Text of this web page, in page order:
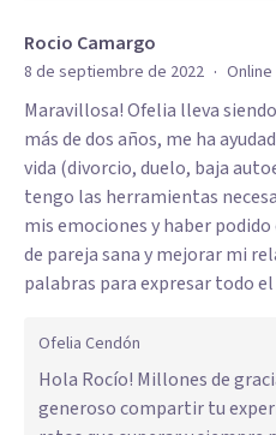
Rocio Camargo
8 de septiembre de 2022 · Online
Maravillosa! Ofelia lleva
más de dos años, me ha
vida (divorcio, duelo, baja
tengo las herramientas
mis emociones y haber
de pareja sana y mejorar mi
palabras para expresar todo
Ofelia Cendón
Hola Rocío! Millones de
generoso compartir tu